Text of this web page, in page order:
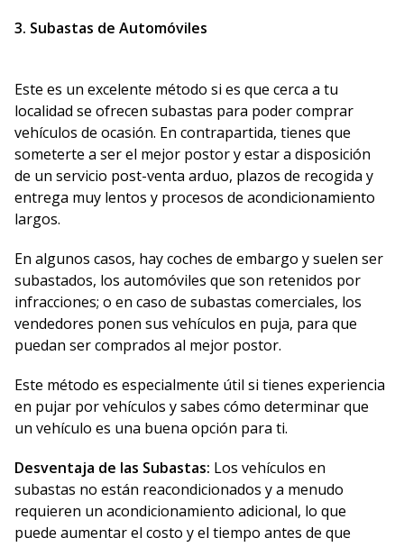
3. Subastas de Automóviles
Este es un excelente método si es que cerca a tu
localidad se ofrecen subastas para poder comprar
vehículos de ocasión. En contrapartida, tienes que
someterte a ser el mejor postor y estar a disposición
de un servicio post-venta arduo, plazos de recogida y
entrega muy lentos y procesos de acondicionamiento
largos.
En algunos casos, hay coches de embargo y suelen ser
subastados, los automóviles que son retenidos por
infracciones; o en caso de subastas comerciales, los
vendedores ponen sus vehículos en puja, para que
puedan ser comprados al mejor postor.
Este método es especialmente útil si tienes experiencia
en pujar por vehículos y sabes cómo determinar que
un vehículo es una buena opción para ti.
Desventaja de las Subastas: Los vehículos en
subastas no están reacondicionados y a menudo
requieren un acondicionamiento adicional, lo que
puede aumentar el costo y el tiempo antes de que